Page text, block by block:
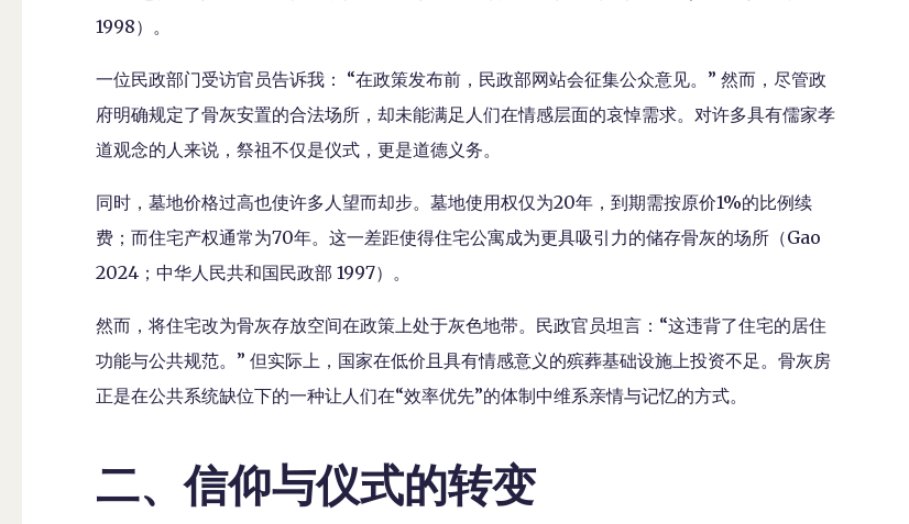
1998）。
一位民政部门受访官员告诉我： “在政策发布前，民政部网站会征集公众意见。” 然而，尽管政
府明确规定了骨灰安置的合法场所，却未能满足人们在情感层面的哀悼需求。对许多具有儒家孝
道观念的人来说，祭祖不仅是仪式，更是道德义务。
同时，墓地价格过高也使许多人望而却步。墓地使用权仅为20年，到期需按原价1%的比例续
费；而住宅产权通常为70年。这一差距使得住宅公寓成为更具吸引力的储存骨灰的场所（Gao
2024；中华人民共和国民政部 1997）。
然而，将住宅改为骨灰存放空间在政策上处于灰色地带。民政官员坦言：“这违背了住宅的居住
功能与公共规范。” 但实际上，国家在低价且具有情感意义的殡葬基础设施上投资不足。骨灰房
正是在公共系统缺位下的一种让人们在“效率优先”的体制中维系亲情与记忆的方式。
二、信仰与仪式的转变